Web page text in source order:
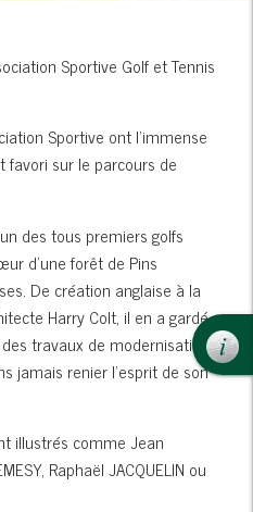
Sportive Golf et Tennis
Sportive ont l'immense
sur le parcours de
des tous premiers golfs
d’une forêt de Pins
De création anglaise à la
Harry Colt, il en a gardé
travaux de modernisation
jamais renier l’esprit de son
illustrés comme Jean
Raphaël JACQUELIN ou